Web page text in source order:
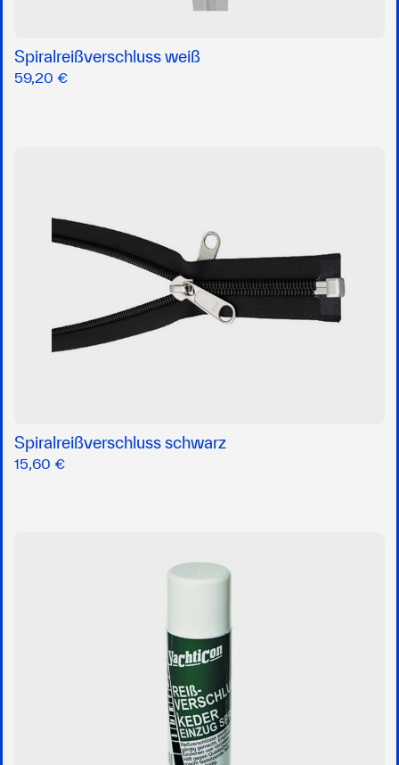
Spiralreißverschluss weiß
59,20 €
Spiralreißverschluss schwarz
15,60 €